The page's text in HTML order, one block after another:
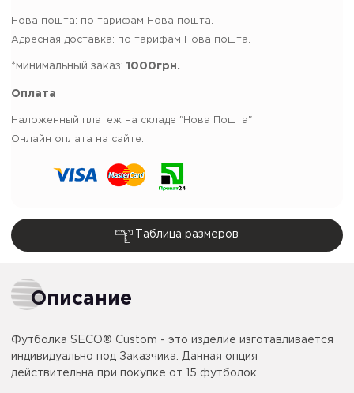
Нова пошта: по тарифам Нова пошта.
Адресная доставка: по тарифам Нова пошта.
*минимальный заказ: 1000грн.
Оплата
Наложенный платеж на складе "Нова Пошта"
Онлайн оплата на сайте:
Таблица размеров
Описание
Футболка SECO® Custom - это изделие изготавливается
индивидуально под Заказчика. Данная опция
действительна при покупке от 15 футболок.